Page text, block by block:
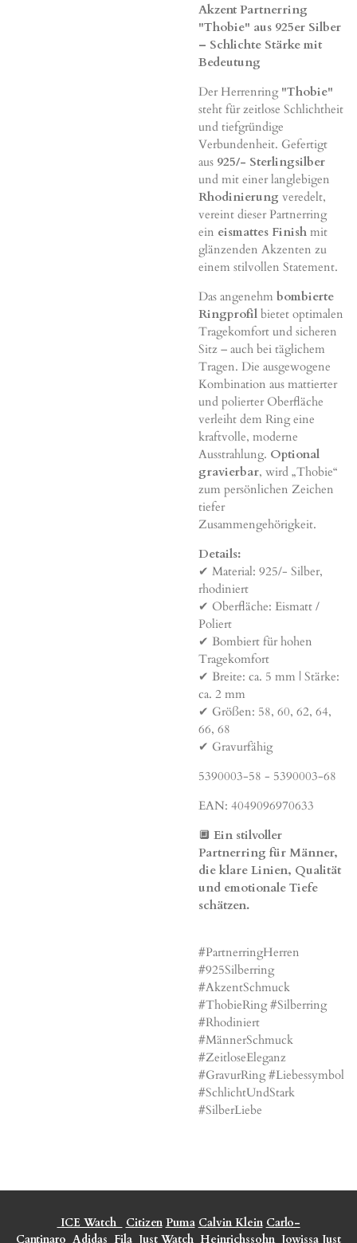
Akzent Partnerring
"Thobie" aus 925er Silber
– Schlichte Stärke mit
Bedeutung
Der Herrenring "Thobie"
steht für zeitlose Schlichtheit
und tiefgründige
Verbundenheit. Gefertigt
aus 925/- Sterlingsilber
und mit einer langlebigen
Rhodinierung veredelt,
vereint dieser Partnerring
ein eismattes Finish mit
glänzenden Akzenten zu
einem stilvollen Statement.
Das angenehm bombierte
Ringprofil bietet optimalen
Tragekomfort und sicheren
Sitz – auch bei täglichem
Tragen. Die ausgewogene
Kombination aus mattierter
und polierter Oberfläche
verleiht dem Ring eine
kraftvolle, moderne
Ausstrahlung. Optional
gravierbar, wird „Thobie“
zum persönlichen Zeichen
tiefer
Zusammengehörigkeit.
Details:
✔ Material: 925/- Silber,
rhodiniert
✔ Oberfläche: Eismatt /
Poliert
✔ Bombiert für hohen
Tragekomfort
✔ Breite: ca. 5 mm | Stärke:
ca. 2 mm
✔ Größen: 58, 60, 62, 64,
66, 68
✔ Gravurfähig
5390003-58 - 5390003-68
EAN: 4049096970633
🔲 Ein stilvoller
Partnerring für Männer,
die klare Linien, Qualität
und emotionale Tiefe
schätzen.
#PartnerringHerren
#925Silberring
#AkzentSchmuck
#ThobieRing #Silberring
#Rhodiniert
#MännerSchmuck
#ZeitloseEleganz
#GravurRing #Liebessymbol
#SchlichtUndStark
#SilberLiebe
ICE Watch Citizen Puma Calvin Klein Carlo-
Cantinaro Adidas Fila Just Watch Heinrichssohn Jowissa Just